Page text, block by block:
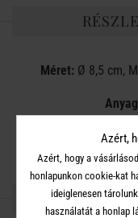
Méret: Ø 8,5 cm,
MosogatógépbenAzért,
Azért, hogy a
honlapunkon cookie-kat
ideiglenesen
használatát a honlap